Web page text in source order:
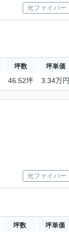
光ファイバー
坪数 坪単価
46.52坪 3.34万円
光ファイバー
坪数 坪単価